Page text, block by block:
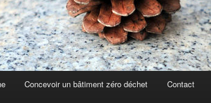
Concevoir un bâtiment zéro déchet Contact